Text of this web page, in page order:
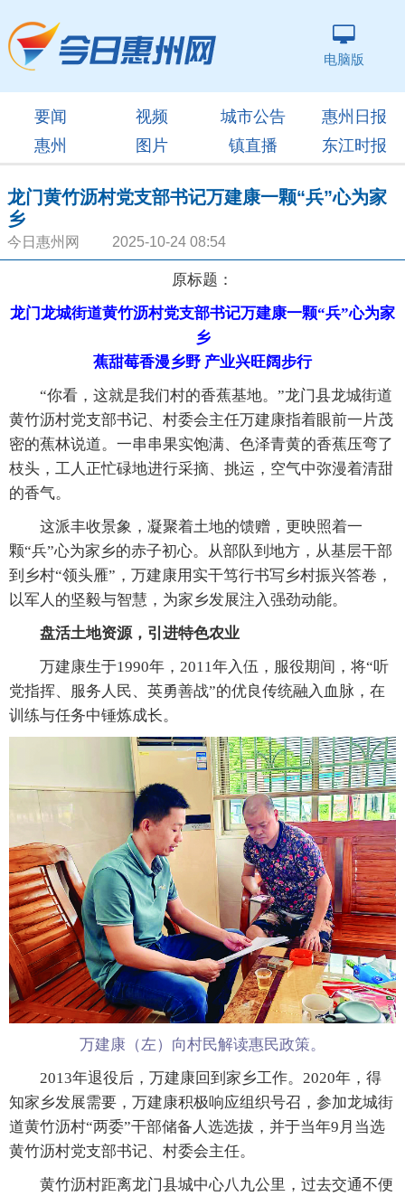
电脑版
要闻 视频 城市公告
惠州日报
惠州
图片 镇直播 东江时报
龙门黄竹沥村党支部书记万建康一颗“兵”心为家
乡
今日惠州网 2025-10-24 08:54
原标题：
龙门龙城街道黄竹沥村党支部书记万建康一颗“兵”心为家
乡
蕉甜莓香漫乡野 产业兴旺阔步行
“你看，这就是我们村的香蕉基地。”龙门县龙城街道
黄竹沥村党支部书记、村委会主任万建康指着眼前一片茂
密的蕉林说道。一串串果实饱满、色泽青黄的香蕉压弯了
枝头，工人正忙碌地进行采摘、挑运，空气中弥漫着清甜
的香气。
这派丰收景象，凝聚着土地的馈赠，更映照着一
颗“兵”心为家乡的赤子初心。从部队到地方，从基层干部
到乡村“领头雁”，万建康用实干笃行书写乡村振兴答卷，
以军人的坚毅与智慧，为家乡发展注入强劲动能。
盘活土地资源，引进特色农业
万建康生于1990年，2011年入伍，服役期间，将“听
党指挥、服务人民、英勇善战”的优良传统融入血脉，在
训练与任务中锤炼成长。
万建康（左）向村民解读惠民政策。
2013年退役后，万建康回到家乡工作。2020年，得
知家乡发展需要，万建康积极响应组织号召，参加龙城街
道黄竹沥村“两委”干部储备人选选拔，并于当年9月当选
黄竹沥村党支部书记、村委会主任。
黄竹沥村距离龙门县城中心八九公里，过去交通不便